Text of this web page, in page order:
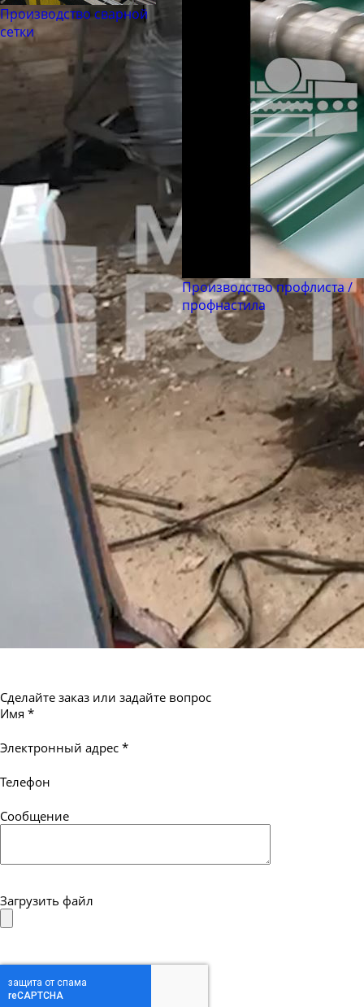
Труба бесшовная 194
Труба бесшовная 203
Труба бесшовная 245
Труба бесшовная 273
Труба бесшовная 299
Труба бесшовная 325
Труба бесшовная 330
Труба бесшовная 351
Труба бесшовная 377
Труба бесшовная 402
Труба бесшовная 426
Труба бесшовная 450
Труба бесшовная 480
Труба бесшовная 530
Труба бесшовная 550
Производство сварной
сетки
Производство профлиста /
профнастила
Сделайте заказ или задайте вопрос
Имя *
Электронный адрес *
Телефон
Сообщение
Загрузить файл